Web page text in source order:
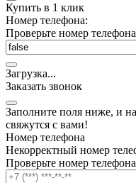
Купить в 1 клик
Номер телефона:
Проверьте номер телефона
Загрузка...
Заказать звонок
Заполните поля ниже, и
свяжутся с вами!
Номер телефона
Некорректный номер
Проверьте номер телефона